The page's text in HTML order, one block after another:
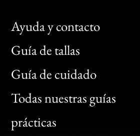
Ayuda y contacto
Guía de tallas
Guía de cuidado
Todas nuestras guías
prácticas